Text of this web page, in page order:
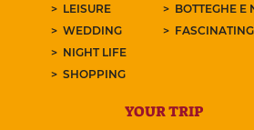
LEISURE
WEDDING
NIGHT LIFE
SHOPPING
BOTTEGHE E
YOUR TRIP